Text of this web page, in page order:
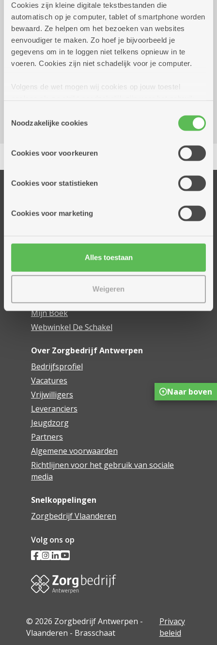
Cookies zijn kleine digitale tekstbestanden die
automatisch op je computer, tablet of smartphone worden
bewaard. Ze helpen om het bezoeken van websites
eenvoudiger te maken. Zo hoef je bijvoorbeeld je
gegevens om in te loggen niet telkens opnieuw in te
voeren. Cookies zijn niet schadelijk voor je computer.
Volgens de wet mogen wij cookies op jouw toestel
cookies hebben we jouw toestemming nodig. Sommige
cookies worden geplaatst door derde partijen die een
informatie over jouw (geanonimiseerd) gebruik van onze
partners kunnen deze gegevens combineren met andere
Noodzakelijke cookies
Cookies voor voorkeuren
Cookies voor statistieken
Cookies voor marketing
Alles toestaan
Weigeren
dinsdag 11 augustus
2026
10.15 uur tot 11.30
uur
Gratis voor bewoners
Woonzorgcentrum Hof De Beuken
Geestenspoor 73
Delen
Onze diensten
Dienstencentra
Woonzorgcentra
Financieel comfort
Mijn Zorgbedrijf
Mijn Boek
Webwinkel De Schakel
Over Zorgbedrijf Antwerpen
Bedrijfsprofiel
Vacatures
Vrijwilligers
Leveranciers
Jeugdzorg
Partners
Algemene voorwaarden
Richtlijnen voor het gebruik van sociale
media
Snelkoppelingen
Zorgbedrijf Vlaanderen
Volg ons op
© 2026 Zorgbedrijf Antwerpen -
Vlaanderen - Brasschaat
Privacy
beleid
Naar boven